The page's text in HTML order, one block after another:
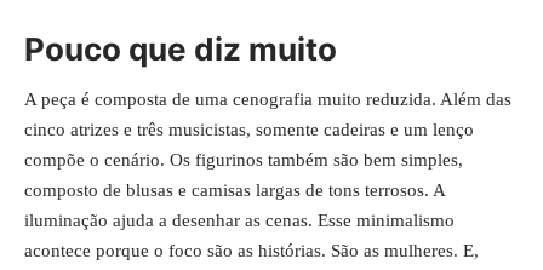
Pouco que diz muito
A peça é composta de uma cenografia muito reduzida. Além das
cinco atrizes e três musicistas, somente cadeiras e um lenço
compõe o cenário. Os figurinos também são bem simples,
composto de blusas e camisas largas de tons terrosos. A
iluminação ajuda a desenhar as cenas. Esse minimalismo
acontece porque o foco são as histórias. São as mulheres. E,